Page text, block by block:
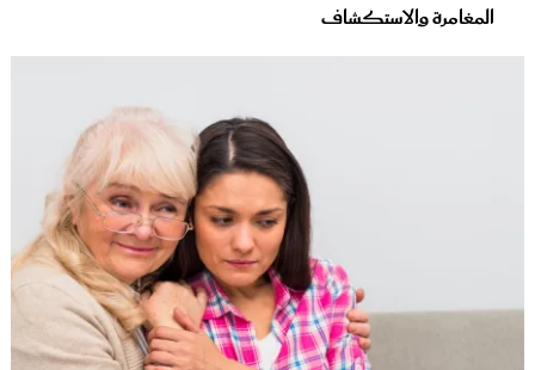
المغامرة والاستكشاف